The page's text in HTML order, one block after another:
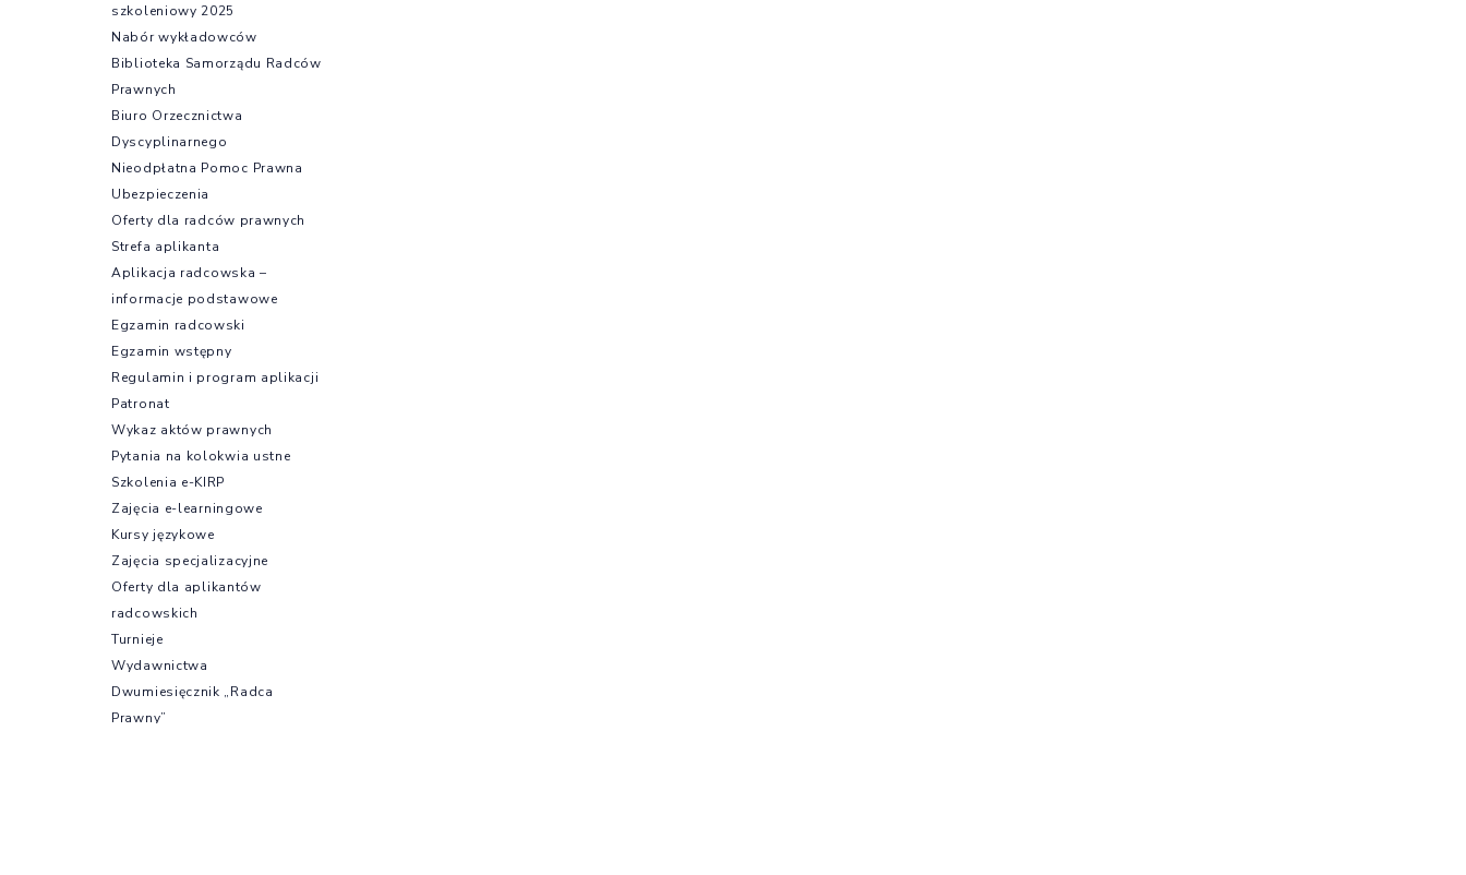
szkoleniowy 2025
Nabór wykładowców
Biblioteka Samorządu Radców
Prawnych
Biuro Orzecznictwa
Dyscyplinarnego
Nieodpłatna Pomoc Prawna
Ubezpieczenia
Oferty dla radców prawnych
Strefa aplikanta
Aplikacja radcowska –
informacje podstawowe
Egzamin radcowski
Egzamin wstępny
Regulamin i program aplikacji
Patronat
Wykaz aktów prawnych
Pytania na kolokwia ustne
Szkolenia e-KIRP
Zajęcia e-learningowe
Kursy językowe
Zajęcia specjalizacyjne
Oferty dla aplikantów
radcowskich
Turnieje
Wydawnictwa
Dwumiesięcznik „Radca
Prawny”